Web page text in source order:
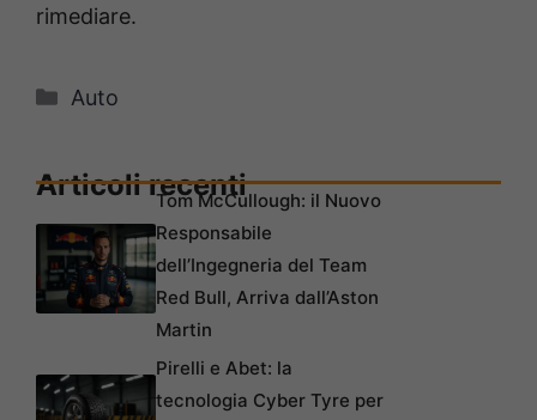
rimediare.
Categorie
Auto
Articoli recentiTom McCullough: il Nuovo
Responsabile
dell’Ingegneria del Team
Red Bull, Arriva dall’Aston
Martin
Pirelli e Abet: la
tecnologia Cyber Tyre per